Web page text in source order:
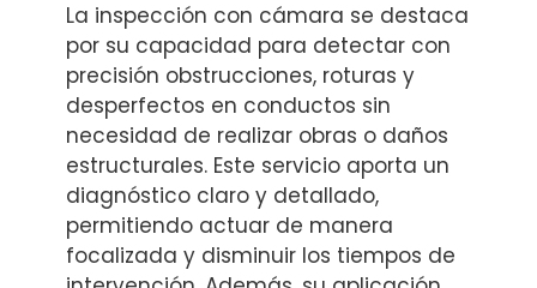
La inspección con cámara se destaca
por su capacidad para detectar con
precisión obstrucciones, roturas y
desperfectos en conductos sin
necesidad de realizar obras o daños
estructurales. Este servicio aporta un
diagnóstico claro y detallado,
permitiendo actuar de manera
focalizada y disminuir los tiempos de